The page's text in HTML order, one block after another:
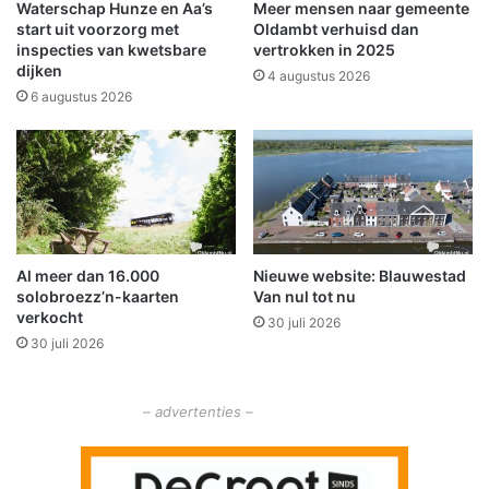
o
v
a
'
K
l
e
i
n
e
e
n
a
k
n
i
n
W
n
s
c
h
o
t
e
n
i
n
Waterschap Hunze en Aa’s
start uit voorzorg met
inspecties van kwetsbare
dijken
6 augustus 2026
Meer mensen naar gemeente
Oldambt verhuisd dan
vertrokken in 2025
4 augustus 2026
Al meer dan 16.000
solobroezz’n-kaarten
verkocht
30 juli 2026
Nieuwe website: Blauwestad
Van nul tot nu
30 juli 2026
– advertenties –